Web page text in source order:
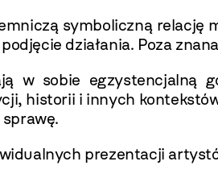
symboliczną relację
działania. Poza
w sobie egzystencjalną
historii i innych
prezentacji